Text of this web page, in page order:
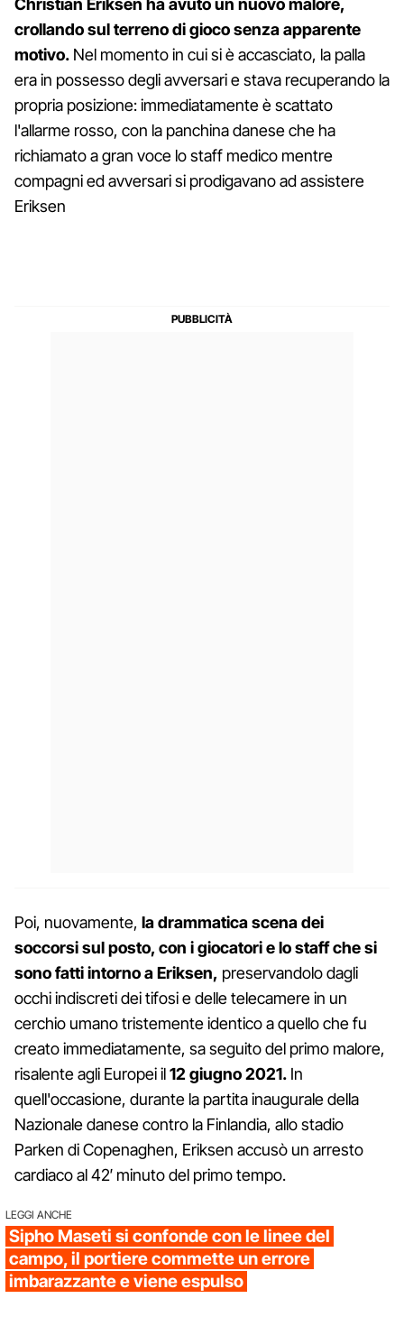
Christian Eriksen ha avuto un nuovo malore,
crollando sul terreno di gioco senza apparente
motivo. Nel momento in cui si è accasciato, la palla
era in possesso degli avversari e stava recuperando la
propria posizione: immediatamente è scattato
l'allarme rosso, con la panchina danese che ha
richiamato a gran voce lo staff medico mentre
compagni ed avversari si prodigavano ad assistere
Eriksen
Poi, nuovamente, la drammatica scena dei
soccorsi sul posto, con i giocatori e lo staff che si
sono fatti intorno a Eriksen, preservandolo dagli
occhi indiscreti dei tifosi e delle telecamere in un
cerchio umano tristemente identico a quello che fu
creato immediatamente, sa seguito del primo malore,
risalente agli Europei il12 giugno 2021. In
quell'occasione, durante la partita inaugurale della
Nazionale danese contro la Finlandia, allo stadio
Parken di Copenaghen, Eriksen accusò un arresto
cardiaco al 42′ minuto del primo tempo.
LEGGI ANCHE
Sipho Maseti si confonde con le linee del
campo, il portiere commette un errore
imbarazzante e viene espulso